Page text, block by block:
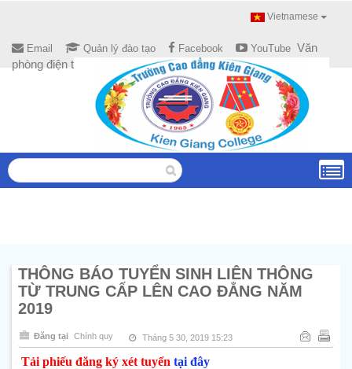
Vietnamese
Email Quản lý đào tạo Facebook YouTube Văn
phòng điện tử
THÔNG BÁO TUYỂN SINH LIÊN THÔNG
TỪ TRUNG CẤP LÊN CAO ĐẲNG NĂM
2019
Đăng tại Chính quy Tháng 5 30, 2019 15:23
Tải phiếu đăng ký xét tuyển tại đây